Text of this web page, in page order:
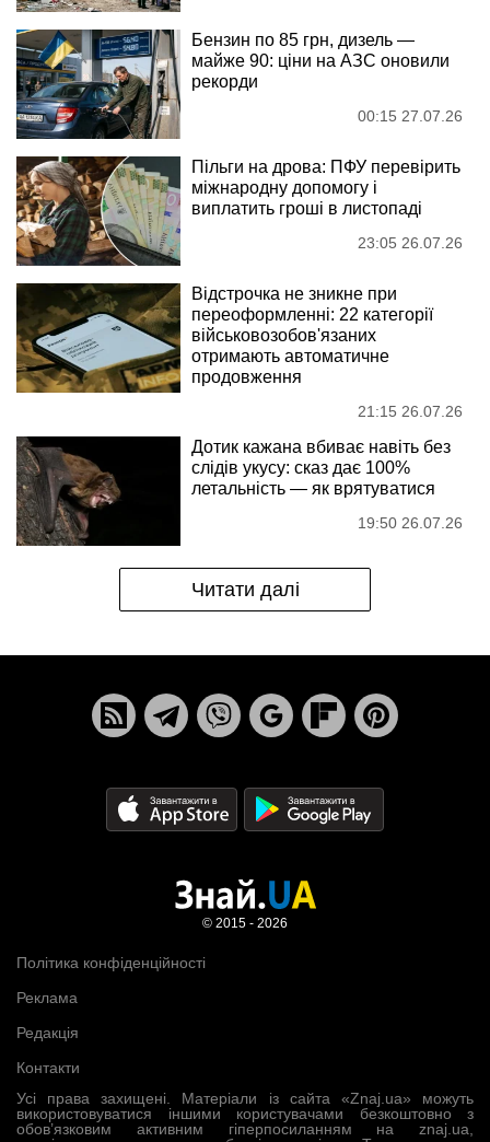
Бензин по 85 грн, дизель —
майже 90: ціни на АЗС оновили
рекорди
00:15 27.07.26
Пільги на дрова: ПФУ перевірить
міжнародну допомогу і
виплатить гроші в листопаді
23:05 26.07.26
Відстрочка не зникне при
переоформленні: 22 категорії
військовозобов'язаних
отримають автоматичне
продовження
21:15 26.07.26
Дотик кажана вбиває навіть без
слідів укусу: сказ дає 100%
летальність — як врятуватися
19:50 26.07.26
Читати далі
Усі права захищені. Матеріали із сайта «Znaj.ua» можуть
використовуватися іншими користувачами безкоштовно з
обов’язковим активним гіперпосиланням на znaj.ua,
Політика конфіденційності
Реклама
Редакція
Контакти
© 2015 - 2026